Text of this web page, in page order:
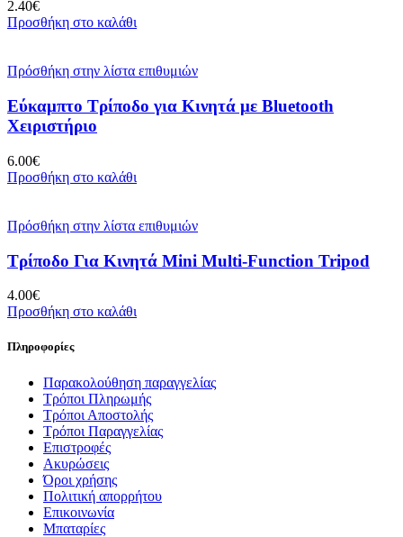
2.40€
Προσθήκη στο καλάθι
Πρόσθήκη στην λίστα επιθυμιών
Εύκαμπτο Τρίποδο για Κινητά με Bluetooth
Χειριστήριο
6.00€
Προσθήκη στο καλάθι
Πρόσθήκη στην λίστα επιθυμιών
Τρίποδο Για Κινητά Mini Multi-Function Tripod
4.00€
Προσθήκη στο καλάθι
Πληροφορίες
Παρακολούθηση παραγγελίας
Τρόποι Πληρωμής
Τρόποι Αποστολής
Τρόποι Παραγγελίας
Επιστροφές
Ακυρώσεις
Όροι χρήσης
Πολιτική απορρήτου
Επικοινωνία
Μπαταρίες